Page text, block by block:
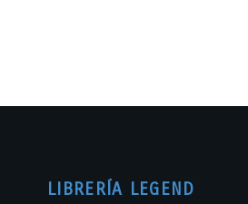
LIBRERÍA LEGEND